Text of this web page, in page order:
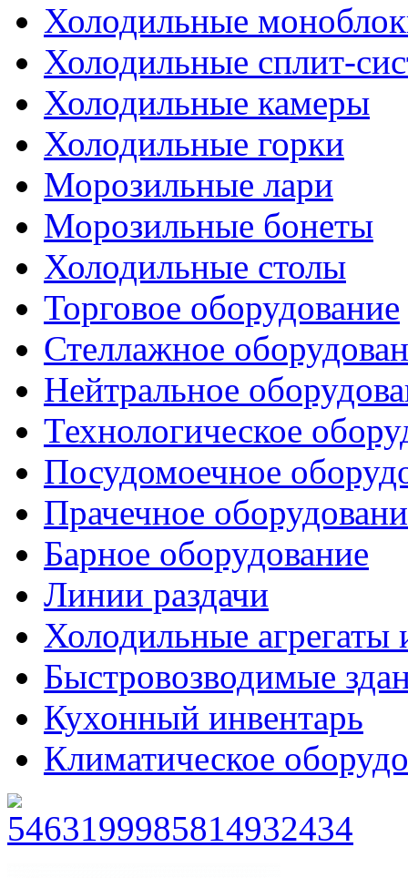
Холодильные
Холодильные сплит-
Холодильные камеры
Холодильные горки
Морозильные лари
Морозильные бонеты
Холодильные столы
Торговое оборудование
Стеллажное
Нейтральное
Технологическое
Посудомоечное
Прачечное
Барное оборудование
Линии раздачи
Холодильные агрегаты
Быстровозводимые
Кухонный инвентарь
Климатическое